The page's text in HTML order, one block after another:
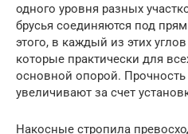
одного уровня разных
брусья соединяются под
этого, в каждый из этих
которые практически для
основной опорой. Прочность
увеличивают за счет
Накосные стропила